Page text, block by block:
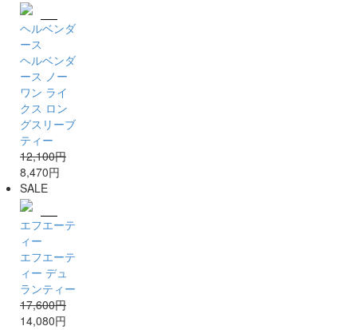
ヘルベンダ
ース
ヘルベンダ
ース ノー
ワン ライ
クス ロン
グスリーブ
ティー
12,100円
8,470円
SALE
エフエーテ
ィー
エフエーテ
ィー デュ
ランティー
17,600円
14,080円